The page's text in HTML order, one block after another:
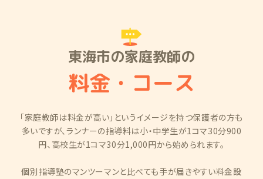
東海市の家庭教師の
料金・コース
「家庭教師は料金が高い」というイメージを持つ保護者の方も
多いですが、ランナーの指導料は小・中学生が1コマ30分900
円、高校生が1コマ30分1,000円から始められます。
個別指導塾のマンツーマンと比べても手が届きやすい料金設